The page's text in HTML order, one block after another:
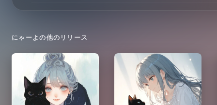
にゃーよの他のリリース